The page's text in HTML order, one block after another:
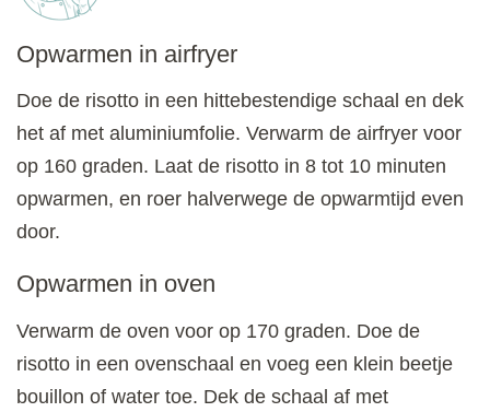
Opwarmen in airfryer
Doe de risotto in een hittebestendige schaal en dek
het af met aluminiumfolie. Verwarm de airfryer voor
op 160 graden. Laat de risotto in 8 tot 10 minuten
opwarmen, en roer halverwege de opwarmtijd even
door.
Opwarmen in oven
Verwarm de oven voor op 170 graden. Doe de
risotto in een ovenschaal en voeg een klein beetje
bouillon of water toe. Dek de schaal af met